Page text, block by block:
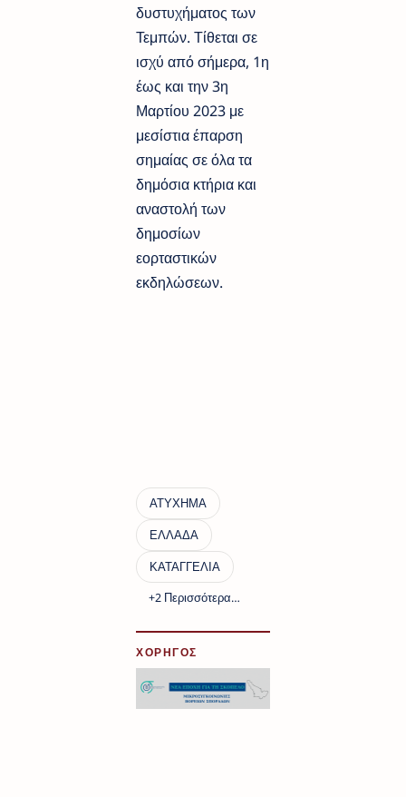
δυστυχήματος των
Τεμπών. Τίθεται σε
ισχύ από σήμερα, 1η
έως και την 3η
Μαρτίου 2023 με
μεσίστια έπαρση
σημαίας σε όλα τα
δημόσια κτήρια και
αναστολή των
δημοσίων
εορταστικών
εκδηλώσεων.
ΧΟΡΗΓΟΣ